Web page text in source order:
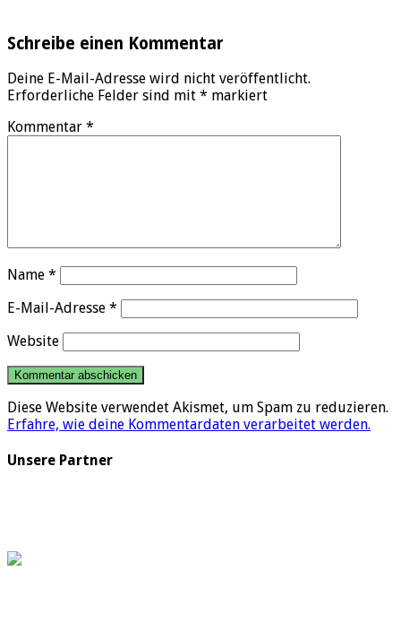
Schreibe einen Kommentar
Deine E-Mail-Adresse wird nicht veröffentlicht.
Erforderliche Felder sind mit * markiert
Kommentar *
Name *
E-Mail-Adresse *
Website
Diese Website verwendet Akismet, um Spam zu reduzieren.
Erfahre, wie deine Kommentardaten verarbeitet werden.
Unsere Partner